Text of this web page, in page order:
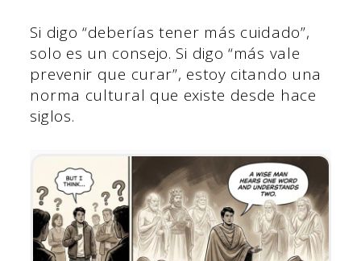
Si digo “deberías tener más cuidado”,
solo es un consejo. Si digo “más vale
prevenir que curar”, estoy citando una
norma cultural que existe desde hace
siglos.